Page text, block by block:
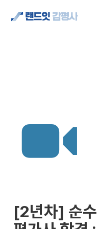
[2년차] 순수